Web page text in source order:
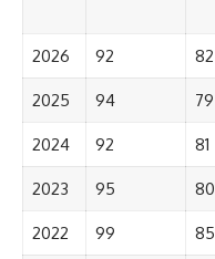
2026 92 82
2025 94 79
2024 92 81
2023 95 80
2022 99 85